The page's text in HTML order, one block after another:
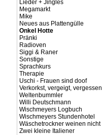
Lieder + Jingles
Megamarkt
Mike
Neues aus Plattengülle
Onkel Hotte
Pränki
Radioven
Siggi & Raner
Sonstige
Sprachkurs
Therapie
Uschi - Frauen sind doof
Verkorkst, vergeigt, vergessen
Weltenbummler
Willi Deutschmann
Wischmeyers Logbuch
Wischmeyers Stundenhotel
Wäschetrockner weinen nicht
Zwei kleine Italiener